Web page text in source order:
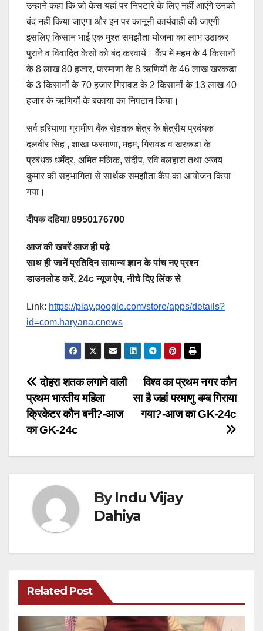
उन्हाने कहा कि जो केस यहां पर निपटारे के लिए नहीं आएंगे उनको
बंद नहीं किया जाएगा और इन पर कानूनी कार्यवाही की जाएगी
इसलिए किसान भाई एक मुश्त समझौता योजना का लाभ उठाकर
पुराने व विवादित केसों को बंद करवायें। कैंप में महम के 4 किसानों
के 8 लाख 80 हजार, फरमाणा के 8 ऋणियों के 46 लाख खरकडा
के 3 किसानों के 70 हजार गिरावड के 2 किसानों के 13 लाख 40
हजार के ऋणियों के बकाया का निपटान किया।
सर्व हरियाणा ग्रामीण बैंक रोहतक क्षेत्र के क्षेत्रीय प्रबंधक
दलबीर सिंह , शाखा फरमाणा, महम, गिरावड व खरकडा के
प्रबंधक धर्मेंद्र, अमित मलिक, संदीप, रवि बलहारा तथा अजय
कुमार की सहभागिता से सार्थक समझौता कैंप का आयोजन किया
गया।
दीपक दहिया/ 8950176700
आज की खबरें आज ही पढ़े
साथ ही जानें प्रतिदिन सामान्य ज्ञान के पांच नए प्रश्न
डाउनलोड करें, 24c न्यूज ऐप, नीचे दिए लिंक से
Link: https://play.google.com/store/apps/details?
id=com.haryana.cnews
Post
navigation
विश्व का प्रथम नगर कौन
सा है जहां परमाणु बम्ब गिराया
गया?-आज का GK-24c
दोहरा शतक लगाने वाली
प्रथम भारतीय महिला
क्रिकेटर कौन बनी?-आज
का GK-24c
ByIndu Vijay
Dahiya
Related Post